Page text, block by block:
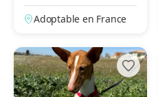
Adoptable en France